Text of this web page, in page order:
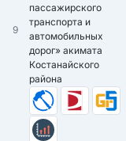
9
пассажирского
транспорта и
автомобильных
дорог» акимата
Костанайского
района